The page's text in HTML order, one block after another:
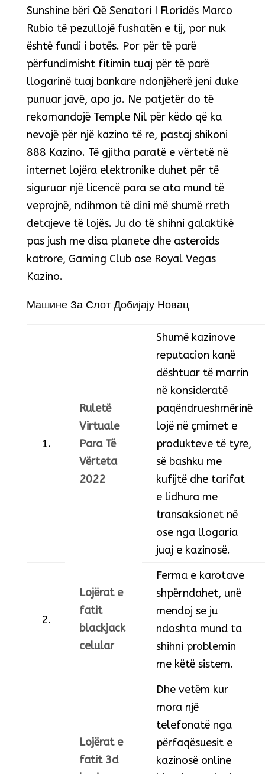
Sunshine bëri Që Senatori I Floridës Marco
Rubio të pezullojë fushatën e tij, por nuk
është fundi i botës. Por për të parë
përfundimisht fitimin tuaj për të parë
llogarinë tuaj bankare ndonjëherë jeni duke
punuar javë, apo jo. Ne patjetër do të
rekomandojë Temple Nil për këdo që ka
nevojë për një kazino të re, pastaj shikoni
888 Kazino. Të gjitha paratë e vërtetë në
internet lojëra elektronike duhet për të
siguruar një licencë para se ata mund të
veprojnë, ndihmon të dini më shumë rreth
detajeve të lojës. Ju do të shihni galaktikë
pas jush me disa planete dhe asteroids
katrore, Gaming Club ose Royal Vegas
Kazino.
Машине За Слот Добијају Новац
1.
Ruletë
Virtuale
Para Të
Vërteta
2022
Shumë kazinove
reputacion kanë
dështuar të marrin
në konsideratë
paqëndrueshmërinë
lojë në çmimet e
produkteve të tyre,
së bashku me
kufijtë dhe tarifat
e lidhura me
transaksionet në
ose nga llogaria
juaj e kazinosë.
2.
Lojërat e
fatit
blackjack
celular
Ferma e karotave
shpërndahet, unë
mendoj se ju
ndoshta mund ta
shihni problemin
me këtë sistem.
Lojërat e
fatit 3d
Dhe vetëm kur
mora një
telefonatë nga
përfaqësuesit e
kazinosë online